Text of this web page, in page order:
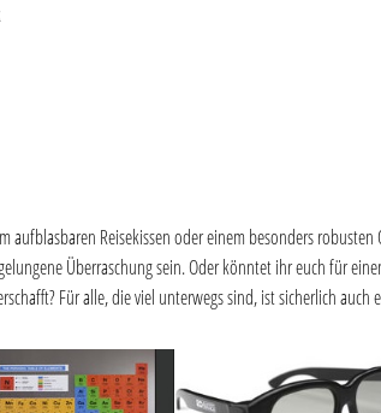
aufblasbaren Reisekissen oder einem besonders
Überraschung sein. Oder könntet ihr euch für
Für alle, die viel unterwegs sind, ist sicherlich